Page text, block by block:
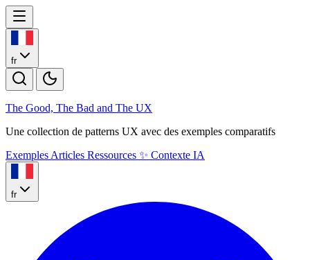
fr
The Good, The Bad and The UX
Une collection de patterns UX avec des exemples comparatifs
Exemples Articles Ressources ✨ Contexte IA
fr